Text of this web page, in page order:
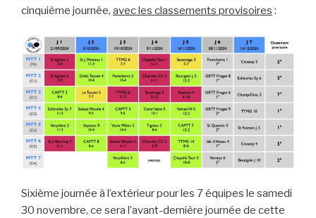
cinquième journée, avec les classements provisoires :
Sixième journée à l’extérieur pour les 7 équipes le samedi
30 novembre, ce sera l’avant-dernière journée de cette